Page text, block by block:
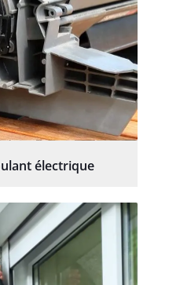
électrique